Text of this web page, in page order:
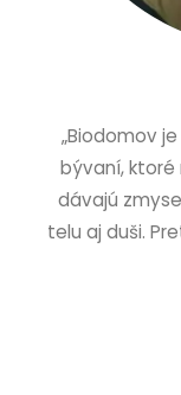
„Biodomov
bývaní, ktoré
dávajú
telu aj duši.